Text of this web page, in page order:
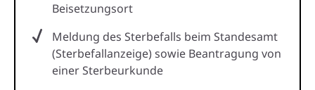
Beisetzungsort
Meldung des Sterbefalls beim Standesamt
(Sterbefallanzeige) sowie Beantragung von
einer Sterbeurkunde